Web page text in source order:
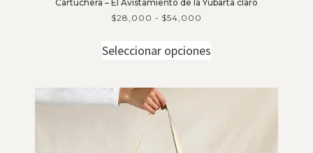
Cartuchera – El Avistamiento de la Yubarta claro
$28,000 - $54,000
Seleccionar opciones